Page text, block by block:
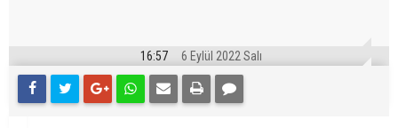
16:57 6 Eylül 2022 Salı